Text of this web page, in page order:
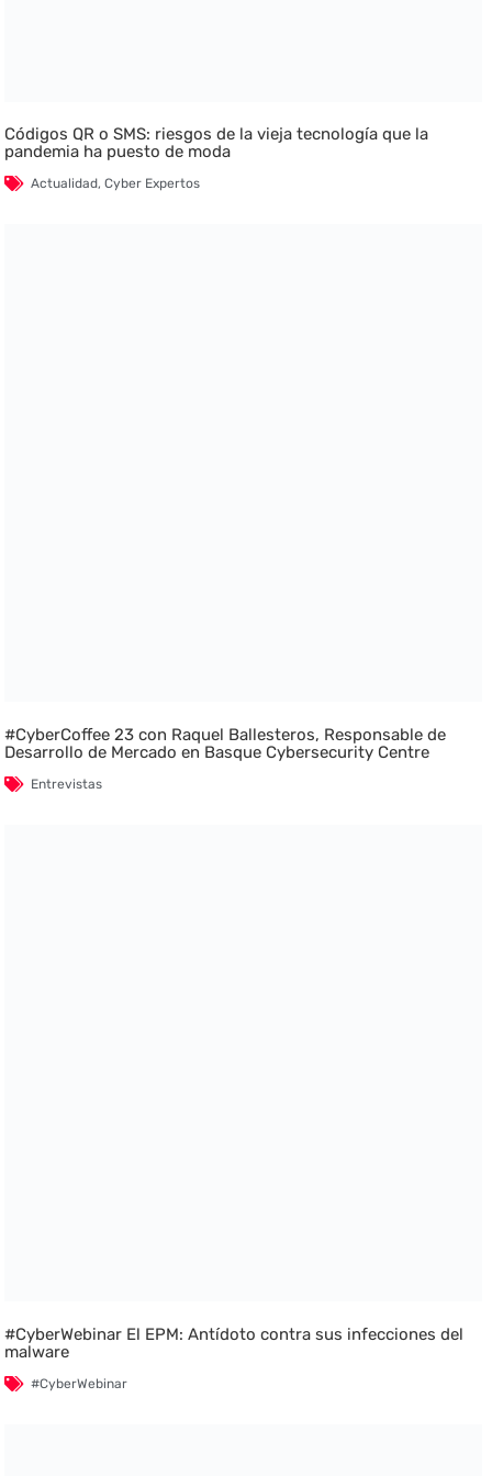
Códigos QR o SMS: riesgos de la vieja tecnología que la
pandemia ha puesto de moda
Actualidad,Cyber Expertos
#CyberCoffee 23 con Raquel Ballesteros, Responsable de
Desarrollo de Mercado en Basque Cybersecurity Centre
Entrevistas
#CyberWebinar El EPM: Antídoto contra sus infecciones del
malware
#CyberWebinar